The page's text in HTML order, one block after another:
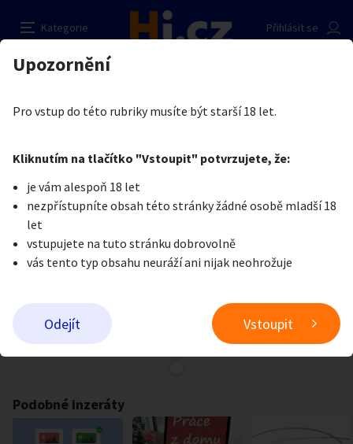
Kategorie
Přihlásit se
Auto-moto
Reality a bydlení Seznamka
Zvířata
Stroje a nářadí PC a elektro Sport a hobby
Sběratelství
Přidat inzerát
Erotika Ostatní a související
Je nám líto, ale tenhle inzerát již není aktuální.
Podobné inzeráty
Najde se nějaká z vás???
Prodávající
Pošlete uživateli zprávu
Nahlásit inzerát
Upozornění
Pro vstup do této rubriky musíte být starší 18 let.
Kliknutím na tlačítko "Vstoupit" potvrzujete, že:
je vám alespoň 18 let
nezpřístupníte obsah této stránky žádné osobě mladší 18
let
vstupujete na tuto stránku dobrovolně
vás tento typ obsahu neuráží ani nijak neohrožuje
Odejít Vstoupit